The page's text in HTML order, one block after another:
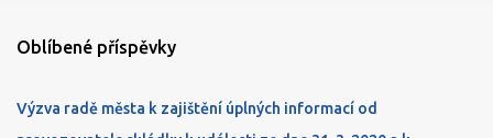
Oblíbené příspěvky
Výzva radě města k zajištění úplných informací od